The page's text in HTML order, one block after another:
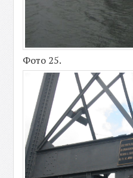
Фото 25.